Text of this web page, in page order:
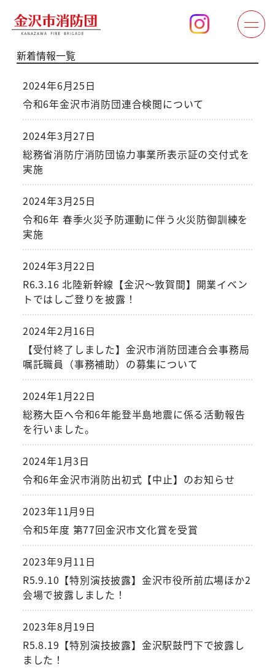
新着情報一覧
2024年6月25日
令和6年金沢市消防団連合検閲について
2024年3月27日
総務省消防庁消防団協力事業所表示証の交付式を
実施
2024年3月25日
令和6年 春季火災予防運動に伴う火災防御訓練を
実施
2024年3月22日
R6.3.16 北陸新幹線【金沢～敦賀間】開業イベン
トではしご登りを披露！
2024年2月16日
【受付終了しました】金沢市消防団連合会事務局
嘱託職員（事務補助）の募集について
2024年1月22日
総務大臣へ令和6年能登半島地震に係る活動報告
を行いました。
2024年1月3日
令和6年金沢市消防出初式【中止】のお知らせ
2023年11月9日
令和5年度 第77回金沢市文化賞を受賞
2023年9月11日
R5.9.10【特別演技披露】金沢市役所前広場ほか2
会場で披露しました！
2023年8月19日
R5.8.19【特別演技披露】金沢駅鼓門下で披露し
ました！